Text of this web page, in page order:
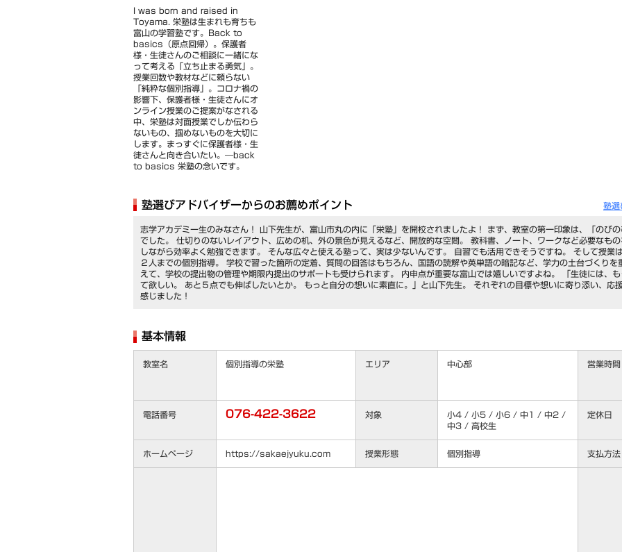
I was born and raised in
Toyama. 栄塾は生まれも育ちも
富山の学習塾です。Back to
basics（原点回帰）。保護者
様・生徒さんのご相談に一緒にな
って考える「立ち止まる勇気」。
授業回数や教材などに頼らない
「純粋な個別指導」。コロナ禍の
影響下、保護者様・生徒さんにオ
ンライン授業のご提案がなされる
中、栄塾は対面授業でしか伝わら
ないもの、掴めないものを大切に
します。まっすぐに保護者様・生
徒さんと向き合いたい。―back
to basics 栄塾の念いです。
塾選びアドバイザーからのお薦めポイント 塾選
志学アカデミー生のみなさん！ 山下先生が、富山市丸の内に「栄塾」を開校されましたよ！ まず、教室の第一印象は、「のび
でした。 仕切りのないレイアウト、広めの机、外の景色が見えるなど、開放的な空間。 教科書、ノート、ワークなど必要なも
しながら効率よく勉強できます。 そんな広々と使える塾って、実は少ないんです。 自習でも活用できそうですね。 そして授業
２人までの個別指導。 学校で習った箇所の定着、質問の回答はもちろん、国語の読解や英単語の暗記など、学力の土台づくりを
えて、学校の提出物の管理や期限内提出のサポートも受けられます。 内申点が重要な富山では嬉しいですよね。 「生徒には、
て欲しい。 あと５点でも伸ばしたいとか。 もっと自分の想いに素直に。」と山下先生。 それぞれの目標や想いに寄り添い、応
感じました！
基本情報
教室名 個別指導の栄塾 エリア 中心部 営業時間
電話番号 076-422-3622 対象
小4 / 小5 / 小6 / 中1 / 中2 /
中3 / 高校生
定休日
ホームページ https://sakaejyuku.com 授業形態 個別指導 支払方法